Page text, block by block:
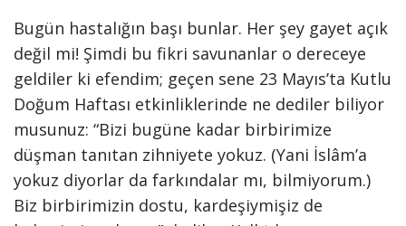
Bugün hastalığın başı bunlar. Her şey gayet açık
değil mi! Şimdi bu fikri savunanlar o dereceye
geldiler ki efendim; geçen sene 23 Mayıs’ta Kutlu
Doğum Haftası etkinliklerinde ne dediler biliyor
musunuz: “Bizi bugüne kadar birbirimize
düşman tanıtan zihniyete yokuz. (Yani İslâm’a
yokuz diyorlar da farkındalar mı, bilmiyorum.)
Biz birbirimizin dostu, kardeşiymişiz de